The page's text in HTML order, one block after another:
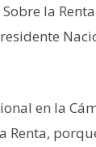
la
en la
Renta,